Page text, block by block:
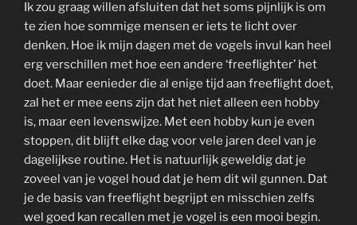
Ik zou graag willen afsluiten dat het soms pijnlijk is om
te zien hoe sommige mensen er iets te licht over
denken. Hoe ik mijn dagen met de vogels invul kan heel
erg verschillen met hoe een andere ‘freeflighter’ het
doet. Maar eenieder die al enige tijd aan freeflight doet,
zal het er mee eens zijn dat het niet alleen een hobby
is, maar een levenswijze. Met een hobby kun je even
stoppen, dit blijft elke dag voor vele jaren deel van je
dagelijkse routine. Het is natuurlijk geweldig dat je
zoveel van je vogel houd dat je hem dit wil gunnen. Dat
je de basis van freeflight begrijpt en misschien zelfs
wel goed kan recallen met je vogel is een mooi begin.